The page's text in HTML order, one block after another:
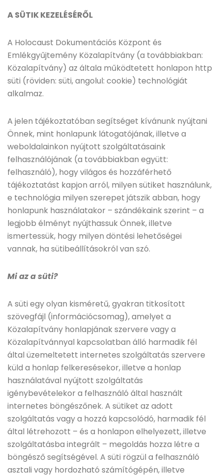
A SÜTIK KEZELÉSÉRŐL
A Holocaust Dokumentációs Központ és
Emlékgyűjtemény Közalapítvány (a továbbiakban:
Közalapítvány) az általa működtetett honlapon http
süti (röviden: süti, angolul: cookie) technológiát
alkalmaz.
A jelen tájékoztatóban segítséget kívánunk nyújtani
Önnek, mint honlapunk látogatójának, illetve a
weboldalainkon nyújtott szolgáltatásaink
felhasználójának (a továbbiakban együtt:
felhasználó), hogy világos és hozzáférhető
tájékoztatást kapjon arról, milyen sütiket használunk,
e technológia milyen szerepet játszik abban, hogy
honlapunk használatakor – szándékaink szerint – a
legjobb élményt nyújthassuk Önnek, illetve
ismertessük, hogy milyen döntési lehetőségei
vannak, ha sütibeállításokról van szó.
Mi az a süti?
A süti egy olyan kisméretű, gyakran titkosított
szövegfájl (információcsomag), amelyet a
Közalapítvány honlapjának szervere vagy a
Közalapítvánnyal kapcsolatban álló harmadik fél
által üzemeltetett internetes szolgáltatás szervere
küld a honlap felkeresésekor, illetve a honlap
használatával nyújtott szolgáltatás
igénybevételekor a felhasználó által használt
internetes böngészőnek. A sütiket az adott
szolgáltatás vagy a hozzá kapcsolódó, harmadik fél
által létrehozott – és a honlapon elhelyezett, illetve
szolgáltatásba integrált – megoldás hozza létre a
böngésző segítségével. A süti rögzül a felhasználó
asztali vagy hordozható számítógépén, illetve